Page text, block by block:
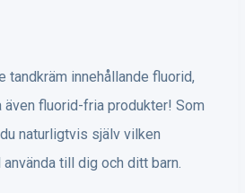
tandkräm innehållande fluorid,
även fluorid-fria produkter! Som
naturligtvis själv vilken
till dig och ditt barn.